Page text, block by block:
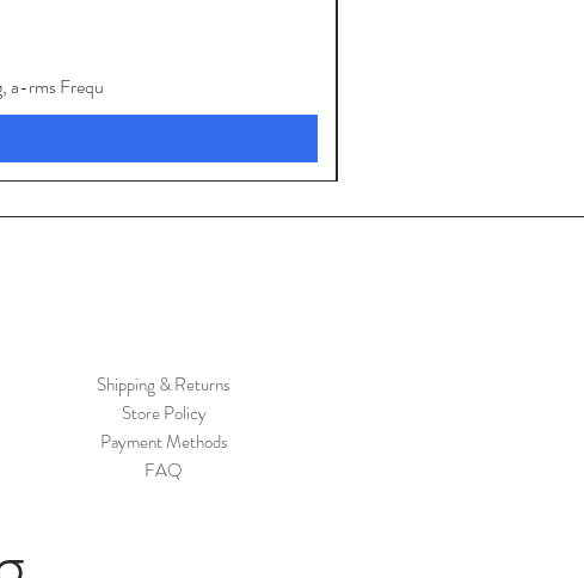
a-rms Frequ
Shipping & Returns
Store Policy
Payment Methods
FAQ